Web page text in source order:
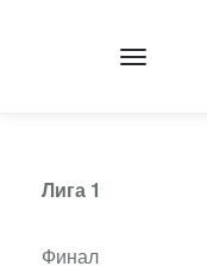
Лига 1
Финал